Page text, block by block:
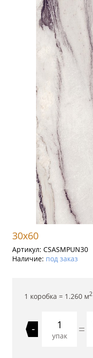
30x60
Артикул: CSASMPUN30
Наличие: под заказ
1 коробка = 1.260 м2
-
упак =